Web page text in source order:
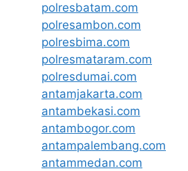
polresbatam.com
polresambon.com
polresbima.com
polresmataram.com
polresdumai.com
antamjakarta.com
antambekasi.com
antambogor.com
antampalembang.com
antammedan.com